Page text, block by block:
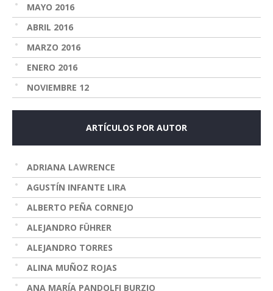
MAYO 2016
ABRIL 2016
MARZO 2016
ENERO 2016
NOVIEMBRE 12
ARTÍCULOS POR AUTOR
ADRIANA LAWRENCE
AGUSTÍN INFANTE LIRA
ALBERTO PEÑA CORNEJO
ALEJANDRO FÜHRER
ALEJANDRO TORRES
ALINA MUÑOZ ROJAS
ANA MARÍA PANDOLFI BURZIO